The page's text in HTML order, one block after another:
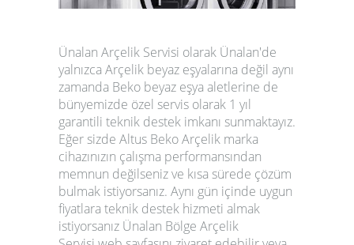
Ünalan Arçelik Servisi olarak Ünalan'de
yalnızca Arçelik beyaz eşyalarına değil aynı
zamanda Beko beyaz eşya aletlerine de
bünyemizde özel servis olarak 1 yıl
garantili teknik destek imkanı sunmaktayız.
Eğer sizde Altus Beko Arçelik marka
cihazınızın çalışma performansından
memnun değilseniz ve kısa sürede çözüm
bulmak istiyorsanız. Aynı gün içinde uygun
fiyatlara teknik destek hizmeti almak
istiyorsanız Ünalan Bölge Arçelik